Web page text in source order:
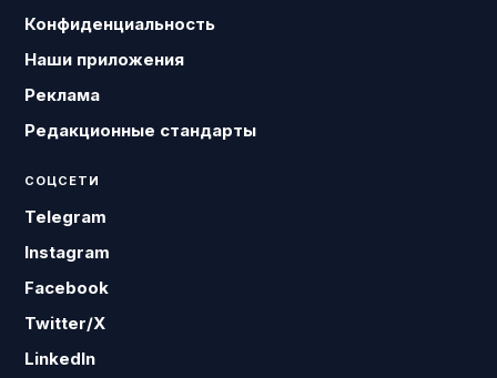
Конфиденциальность
Наши приложения
Реклама
Редакционные стандарты
СОЦСЕТИ
Telegram
Instagram
Facebook
Twitter/X
LinkedIn